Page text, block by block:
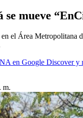
mueve
el Área Metropolitana
en Google Discover y
m.